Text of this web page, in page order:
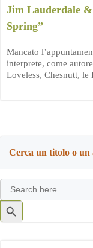
Jim Lauderdale
Spring”
Mancato
interprete, come
Loveless, Chesnutt,
Cerca un titolo o un
Search
for:
Search
Button